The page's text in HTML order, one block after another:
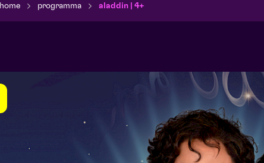
home programma aladdin | 4+